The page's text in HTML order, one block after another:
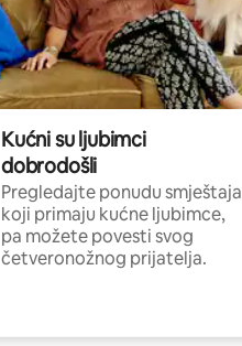
Kućni su ljubimci
dobrodošli
Pregledajte ponudu smještaja
koji primaju kućne ljubimce,
pa možete povesti svog
četveronožnog prijatelja.